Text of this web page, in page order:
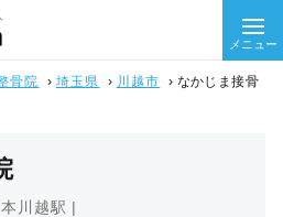
メニュー
骨院 › 埼玉県 › 川越市 › なかじま接骨
川越駅 |